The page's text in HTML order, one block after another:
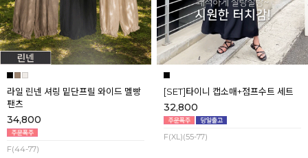
라일 린넨 셔링 밑단프릴 와이드 멜빵
팬츠
34,800
F(44-77)
[SET]타이니 캡소매+점프수트 세트
32,800
F(XL)(55-77)